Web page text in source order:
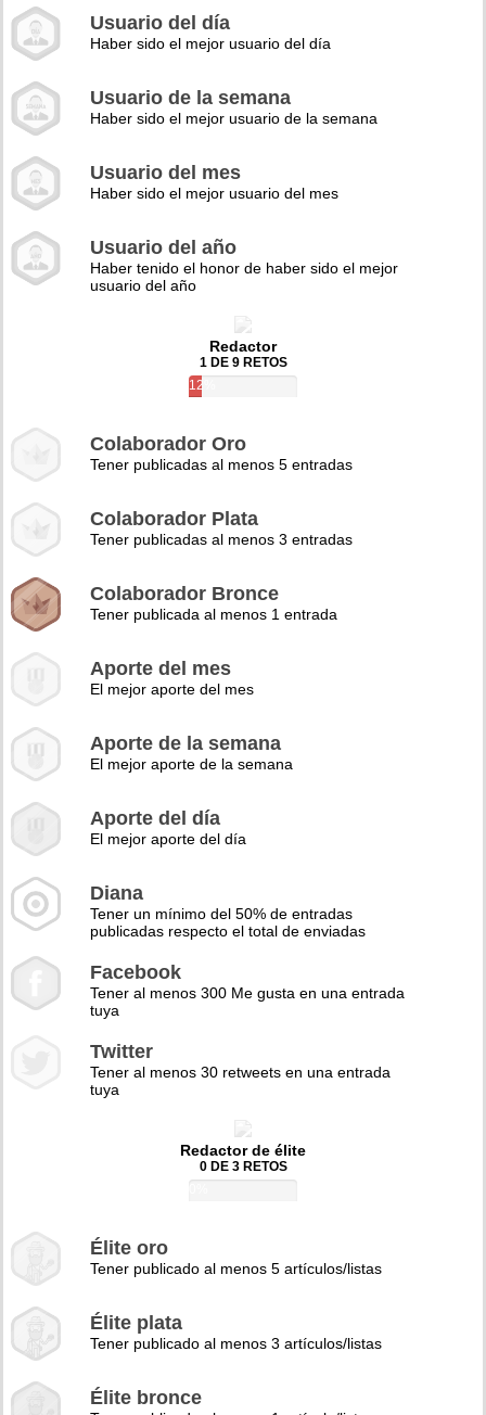
Usuario del día
Haber sido el mejor usuario del día
Usuario de la semana
Haber sido el mejor usuario de la semana
Usuario del mes
Haber sido el mejor usuario del mes
Usuario del año
Haber tenido el honor de haber sido el mejor
usuario del año
Redactor
1 DE 9 RETOS
12%
Colaborador Oro
Tener publicadas al menos 5 entradas
Colaborador Plata
Tener publicadas al menos 3 entradas
Colaborador Bronce
Tener publicada al menos 1 entrada
Aporte del mes
El mejor aporte del mes
Aporte de la semana
El mejor aporte de la semana
Aporte del día
El mejor aporte del día
Diana
Tener un mínimo del 50% de entradas
publicadas respecto el total de enviadas
Facebook
Tener al menos 300 Me gusta en una entrada
tuya
Twitter
Tener al menos 30 retweets en una entrada
tuya
Redactor de élite
0 DE 3 RETOS
Élite oro
Tener publicado al menos 5 artículos/listas
Élite plata
Tener publicado al menos 3 artículos/listas
Élite bronce